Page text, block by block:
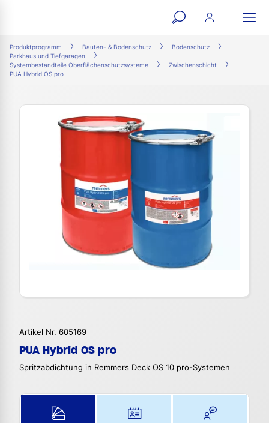
open
search
form
Produktprogramm Bauten- & Bodenschutz
Bodenschutz
Parkhaus und Tiefgaragen
Systembestandteile Oberflächenschutzsysteme
Zwischenschicht
PUA Hybrid OS pro
Artikel Nr. 605169
PUA Hybrid OS pro
Spritzabdichtung in Remmers Deck OS 10 pro-Systemen